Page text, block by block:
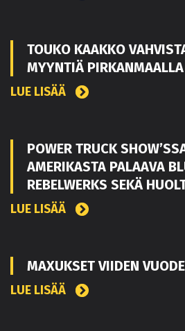
TOUKO KAAKKO
MYYNTIÄ PIRKANMAALLA
LUE LISÄÄ
POWER TRUCK
AMERIKASTA PALAAVA
REBELWERKS SEKÄ
LUE LISÄÄ
MAXUKSET VIIDEN
LUE LISÄÄ